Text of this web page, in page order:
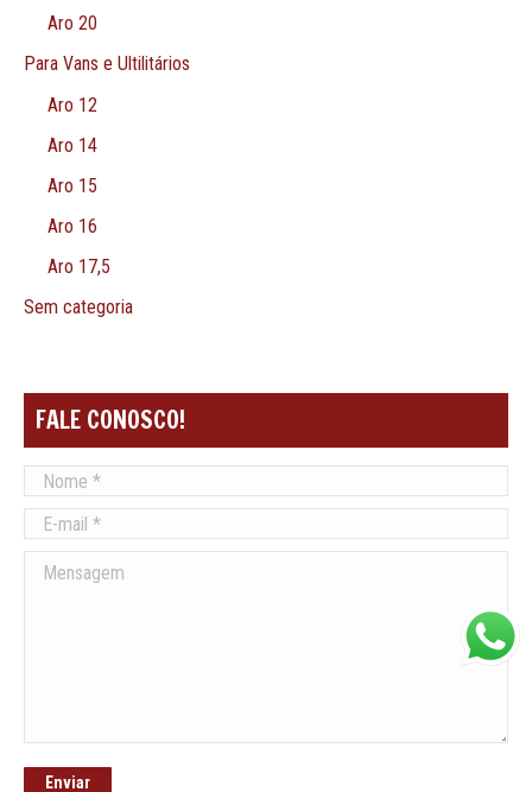
Aro 20
Para Vans e Ultilitários
Aro 12
Aro 14
Aro 15
Aro 16
Aro 17,5
Sem categoria
FALE CONOSCO!
Nome *
E-mail *
Mensagem
Enviar